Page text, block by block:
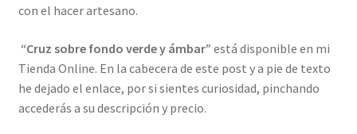
con el hacer artesano.
“Cruz sobre fondo verde y ámbar” está disponible en mi
Tienda Online. En la cabecera de este post y a pie de texto
he dejado el enlace, por si sientes curiosidad, pinchando
accederás a su descripción y precio.